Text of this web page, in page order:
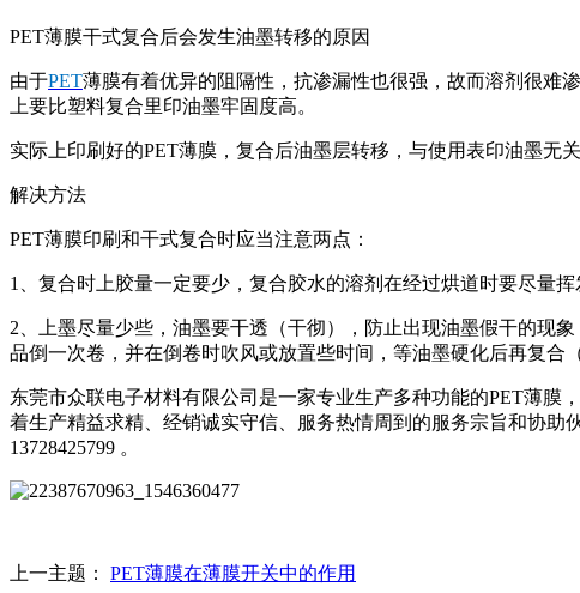
PET薄膜干式复合后会发生油墨转移的原因
由于PET薄膜有着优异的阻隔性，抗渗漏性也很强，故而溶剂很难
上要比塑料复合里印油墨牢固度高。
实际上印刷好的PET薄膜，复合后油墨层转移，与使用表印油墨无
解决方法
PET薄膜印刷和干式复合时应当注意两点：
1、复合时上胶量一定要少，复合胶水的溶剂在经过烘道时要尽量
2、上墨尽量少些，油墨要干透（干彻），防止出现油墨假干的现
品倒一次卷，并在倒卷时吹风或放置些时间，等油墨硬化后再复合
东莞市众联电子材料有限公司是一家专业生产多种功能的PET薄膜
着生产精益求精、经销诚实守信、服务热情周到的服务宗旨和协
13728425799 。
上一主题： PET薄膜在薄膜开关中的作用